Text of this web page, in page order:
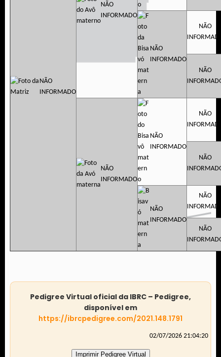
NÃO
INFORMADO
NÃO
INFORMADO
NÃO
INFORMADO
NÃO
NÃO
NÃO
INFORMADO
NÃO
INFORMADO
NÃO
NÃO
NÃO
INFORMADO
NÃO
NÃO
Pedigree Virtual oficial da IBRC – Pedigree,
disponível em
https://ibrcpedigree.com/2021.148.1791
02/07/2026 21:04:20
Imprimir Pedigree Virtual